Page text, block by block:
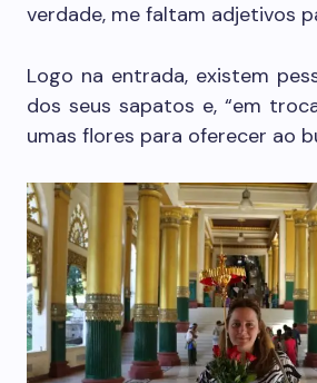
verdade, me faltam adjetivos
Logo na entrada, existem
dos seus sapatos e, “em
umas flores para oferecer ao